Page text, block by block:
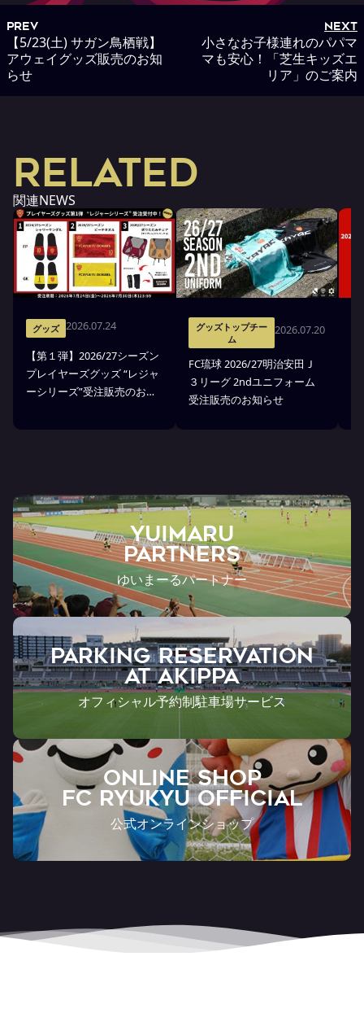
PREV
【5/23(土) サガン鳥栖戦】
アウェイグッズ販売のお知
らせ
NEXT
小さなお子様連れのパパマ
マも安心！「芝生キッズエ
リア」のご案内
RELATED
関連NEWS
グッズ 2026.07.24
【第１弾】2026/27シーズン
プレイヤーズグッズ “レジャ
ーシリーズ”受注販売のお知
グッズトップチー
ム
2026.07.20
FC琉球 2026/27明治安田Ｊ
３リーグ 2ndユニフォーム
受注販売のお知らせ
YUIMARU
Partners
ゆいまーるパートナー
PARKING RESERVATION
AT Akippa
オフィシャル予約制駐車場サービス
ONLINE SHOP
FC RYUKYU OFFICIAL
公式オンラインショップ